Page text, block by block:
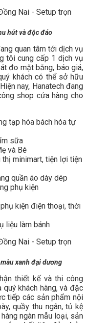
hút và độc đáo
quan tâm tới dịch vụ
tôi cung cấp 1 dịch vụ
đo mặt bằng, báo giá,
khách có thể sở hữu
nay, Hanatech đang
shop cửa hàng cho
tạp hóa bách hóa tự
sữa
và Bé
minimart, tiện lợi tiện
quần áo dày dép
phụ kiện
kiện điện thoại, thời
liệu làm bánh
xanh đại dương
thiết kế và thi công
khách hàng, và đặc
tiếp các sản phẩm nội
quầy thu ngân, tủ kệ
ngàn mẫu loại, sản